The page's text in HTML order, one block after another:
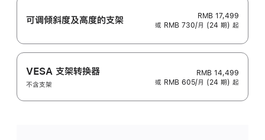
可调倾斜度及高‍度的支‍架
RMB 17,499
或 RMB 730/月 (24 期) 起
VESA 支架转换器
不含支架
RMB 14,499
或 RMB 605/月 (24 期) 起